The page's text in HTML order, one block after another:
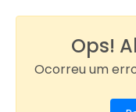
Ops!
Ocorreu um